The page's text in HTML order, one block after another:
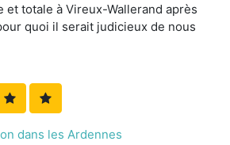
totale à Vireux-Wallerand après
quoi il serait judicieux de nous
dans les Ardennes